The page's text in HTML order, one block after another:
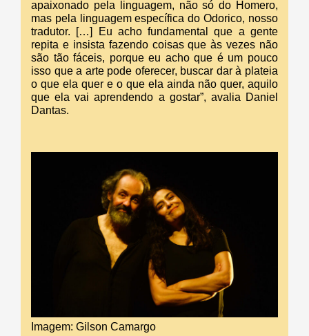
apaixonado pela linguagem, não só do Homero,
mas pela linguagem específica do Odorico, nosso
tradutor. […] Eu acho fundamental que a gente
repita e insista fazendo coisas que às vezes não
são tão fáceis, porque eu acho que é um pouco
isso que a arte pode oferecer, buscar dar à plateia
o que ela quer e o que ela ainda não quer, aquilo
que ela vai aprendendo a gostar”, avalia Daniel
Dantas.
Imagem: Gilson Camargo